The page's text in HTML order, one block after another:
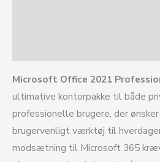
Microsoft Office 2021
ultimative kontorpakke til både
professionelle brugere, der
brugervenligt værktøj til
modsætning til Microsoft 365